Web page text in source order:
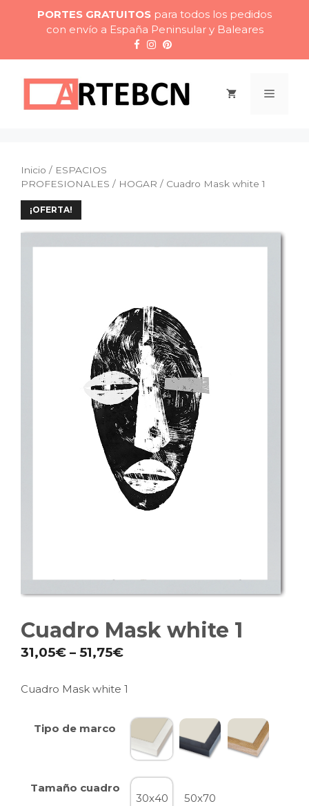
contenido
PORTES GRATUITOS para todos los pedidos
con envío a España Peninsular y Baleares
Menú
Inicio / ESPACIOS
PROFESIONALES / HOGAR / Cuadro Mask white 1
¡OFERTA!
Cuadro Mask white 1
31,05€ – 51,75€
Cuadro Mask white 1
Tipo de marco
Tamaño cuadro
30x40 50x70